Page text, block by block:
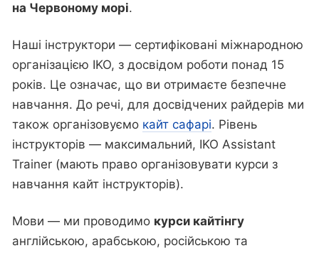
на Червоному морі.
Наші інструктори — сертифіковані міжнародною
організацією IKO, з досвідом роботи понад 15
років. Це означає, що ви отримаєте безпечне
навчання. До речі, для досвідчених райдерів ми
також організовуємо кайт сафарі. Рівень
інструкторів — максимальний, IKO Assistant
Trainer (мають право організовувати курси з
навчання кайт інструкторів).
Мови — ми проводимо курси кайтінгу
англійською, арабською, російською та